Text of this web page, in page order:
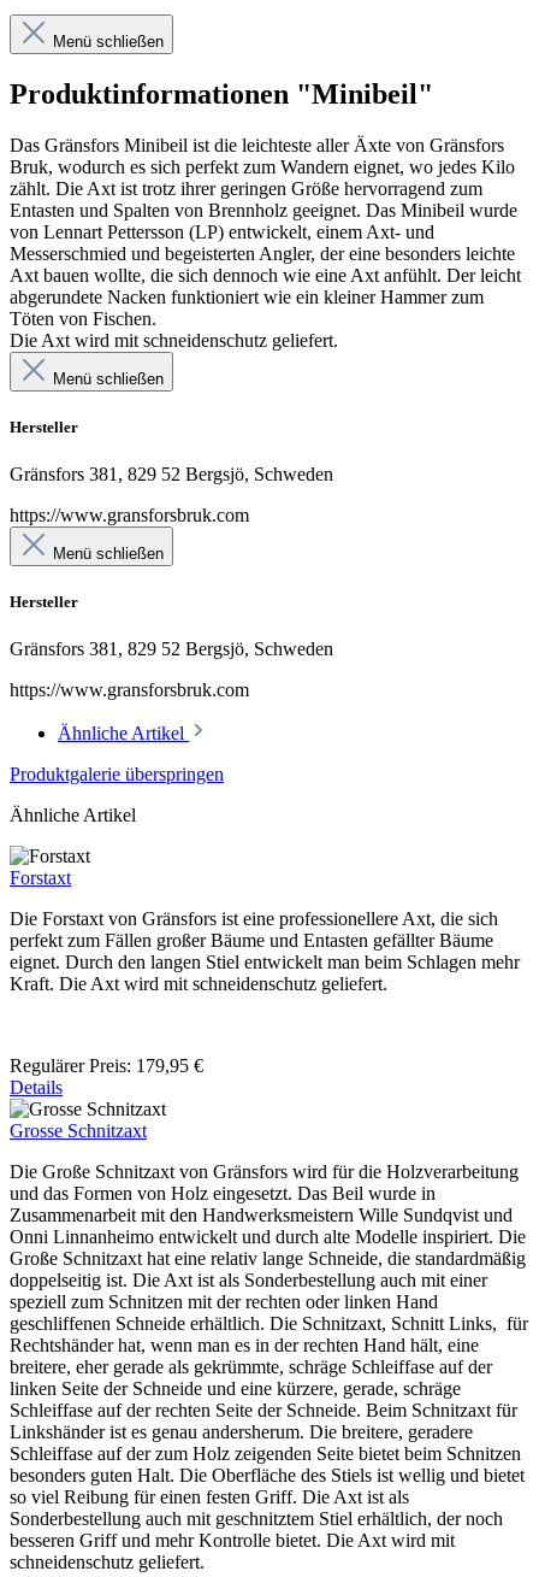
Menü schließen
Produktinformationen "Minibeil"
Das Gränsfors Minibeil ist die leichteste aller Äxte von Gränsfors
Bruk, wodurch es sich perfekt zum Wandern eignet, wo jedes Kilo
zählt. Die Axt ist trotz ihrer geringen Größe hervorragend zum
Entasten und Spalten von Brennholz geeignet. Das Minibeil wurde
von Lennart Pettersson (LP) entwickelt, einem Axt- und
Messerschmied und begeisterten Angler, der eine besonders leichte
Axt bauen wollte, die sich dennoch wie eine Axt anfühlt. Der leicht
abgerundete Nacken funktioniert wie ein kleiner Hammer zum
Töten von Fischen.
Die Axt wird mit schneidenschutz geliefert.
Menü schließen
Hersteller
Gränsfors 381, 829 52 Bergsjö, Schweden
https://www.gransforsbruk.com
Menü schließen
Hersteller
Gränsfors 381, 829 52 Bergsjö, Schweden
https://www.gransforsbruk.com
Ähnliche Artikel
Produktgalerie überspringen
Ähnliche Artikel
Forstaxt
Die Forstaxt von Gränsfors ist eine professionellere Axt, die sich
perfekt zum Fällen großer Bäume und Entasten gefällter Bäume
eignet. Durch den langen Stiel entwickelt man beim Schlagen mehr
Kraft. Die Axt wird mit schneidenschutz geliefert.
Regulärer Preis: 179,95 €
Details
Grosse Schnitzaxt
Die Große Schnitzaxt von Gränsfors wird für die Holzverarbeitung
und das Formen von Holz eingesetzt. Das Beil wurde in
Zusammenarbeit mit den Handwerksmeistern Wille Sundqvist und
Onni Linnanheimo entwickelt und durch alte Modelle inspiriert. Die
Große Schnitzaxt hat eine relativ lange Schneide, die standardmäßig
doppelseitig ist. Die Axt ist als Sonderbestellung auch mit einer
speziell zum Schnitzen mit der rechten oder linken Hand
geschliffenen Schneide erhältlich. Die Schnitzaxt, Schnitt Links, für
Rechtshänder hat, wenn man es in der rechten Hand hält, eine
breitere, eher gerade als gekrümmte, schräge Schleiffase auf der
linken Seite der Schneide und eine kürzere, gerade, schräge
Schleiffase auf der rechten Seite der Schneide. Beim Schnitzaxt für
Linkshänder ist es genau andersherum. Die breitere, geradere
Schleiffase auf der zum Holz zeigenden Seite bietet beim Schnitzen
besonders guten Halt. Die Oberfläche des Stiels ist wellig und bietet
so viel Reibung für einen festen Griff. Die Axt ist als
Sonderbestellung auch mit geschnitztem Stiel erhältlich, der noch
besseren Griff und mehr Kontrolle bietet. Die Axt wird mit
schneidenschutz geliefert.